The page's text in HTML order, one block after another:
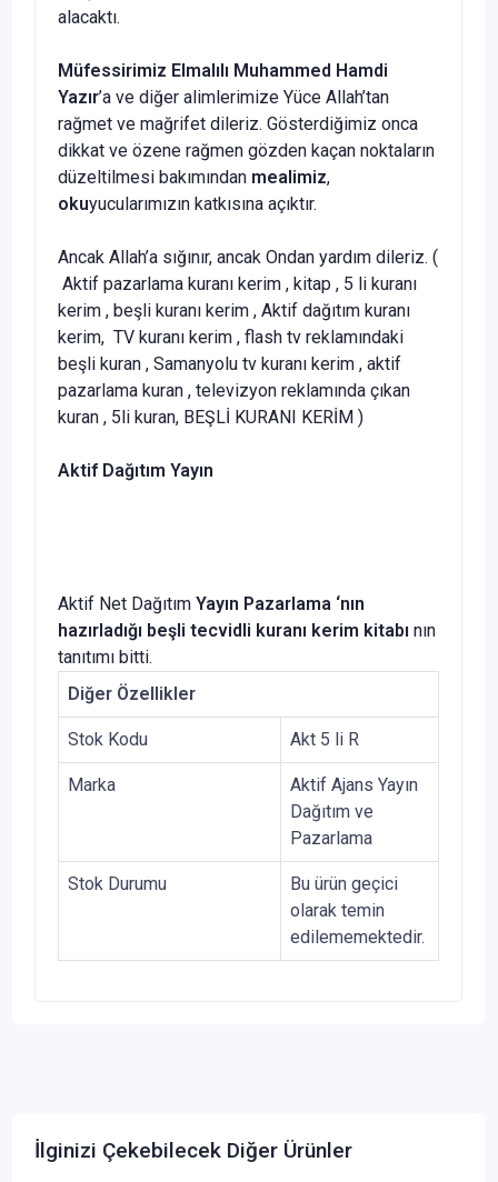
alacaktı.
Müfessirimiz Elmalılı Muhammed Hamdi
Yazır’a ve diğer alimlerimize Yüce Allah’tan
rağmet ve mağrifet dileriz. Gösterdiğimiz onca
dikkat ve özene rağmen gözden kaçan noktaların
düzeltilmesi bakımından mealimiz,
okuyucularımızın katkısına açıktır.
Ancak Allah’a sığınır, ancak Ondan yardım dileriz. (
Aktif pazarlama kuranı kerim , kitap , 5 li kuranı
kerim , beşli kuranı kerim , Aktif dağıtım kuranı
kerim, TV kuranı kerim , flash tv reklamındaki
beşli kuran , Samanyolu tv kuranı kerim , aktif
pazarlama kuran , televizyon reklamında çıkan
kuran , 5li kuran, BEŞLİ KURANI KERİM )
Aktif Dağıtım Yayın
Aktif Net Dağıtım Yayın Pazarlama ‘nın
hazırladığı beşli tecvidli kuranı kerim kitabı nın
tanıtımı bitti.
Diğer Özellikler
Stok Kodu Akt 5 li R
Marka
Aktif Ajans Yayın
Dağıtım ve
Pazarlama
Stok Durumu
Bu ürün geçici
olarak temin
edilememektedir.
İlginizi Çekebilecek Diğer Ürünler